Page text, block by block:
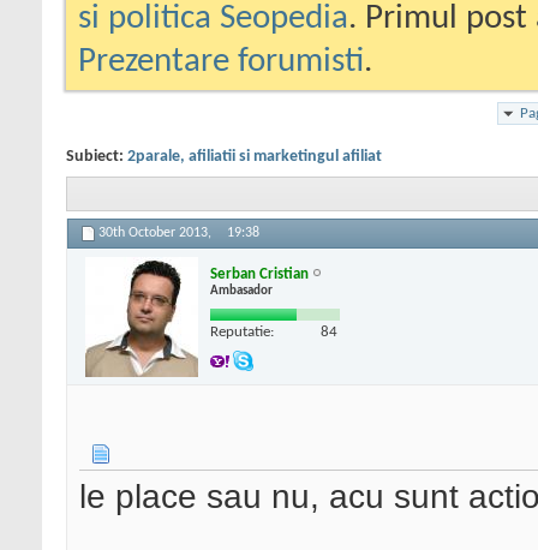
si politica Seopedia. Primul
Prezentare forumisti.
Subiect: 2parale, afiliatii si marketingul afiliat
30th October 2013, 19:38
Serban Cristian
Ambasador
Reputatie: 84
le place sau nu, acu sunt